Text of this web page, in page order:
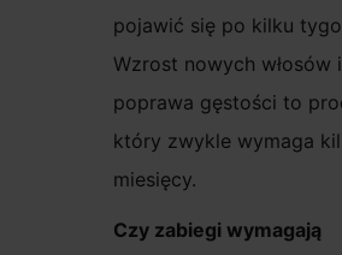
pojawić się po kilku
Wzrost nowych włosów i
poprawa gęstości to
który zwykle wymaga
miesięcy.
Czy zabiegi wymagają